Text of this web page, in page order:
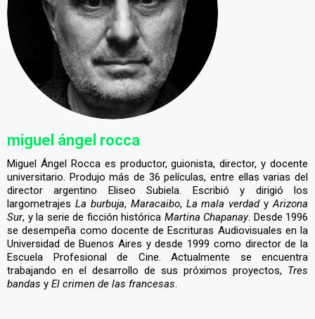
miguel ángel rocca
Miguel Ángel Rocca es productor, guionista, director, y docente
universitario. Produjo más de 36 películas, entre ellas varias del
director argentino Eliseo Subiela. Escribió y dirigió los
largometrajes La burbuja, Maracaibo, La mala verdadyArizona
Sur, y la serie de ficción histórica Martina Chapanay. Desde 1996
se desempeña como docente de Escrituras Audiovisuales en la
Universidad de Buenos Aires y desde 1999 como director de la
Escuela Profesional de Cine. Actualmente se encuentra
trabajando en el desarrollo de sus próximos proyectos, Tres
bandas y El crimen de las francesas.